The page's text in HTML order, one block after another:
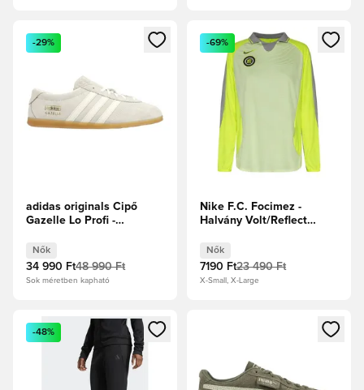
Megnyit egy modált a bejelentkezéshez vagy a tagként
-29%
adidas originals Cipő
Gazelle Lo Profi -
Női
Nők
34 990 Ft48 990 Ft
Sok méretben kapható
Megnyit egy modált a
-69%
Nike F.C. Focimez -
Halvány Volt/Reflect
Nők
7190 Ft23 490 Ft
X-Small, X-Large
Megnyit egy modált a bejelentkezéshez vagy a tagként
-48%
Megnyit egy modált a